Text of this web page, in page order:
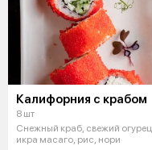
Калифорния с крабом
8 шт
Снежный краб, свежий огурец,
икра масаго, рис, нори